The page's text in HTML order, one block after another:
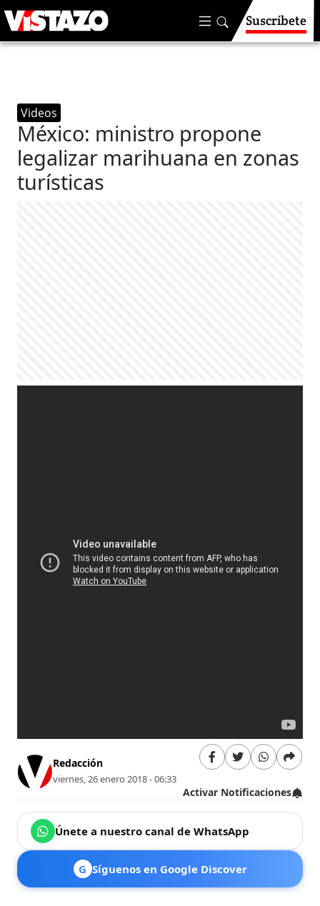
Suscríbete
Videos
México: ministro propone
legalizar marihuana en zonas
turísticas
Redacción
viernes, 26 enero 2018 - 06:33
Activar Notificaciones
Únete a nuestro canal de WhatsApp
G Síguenos en Google Discover